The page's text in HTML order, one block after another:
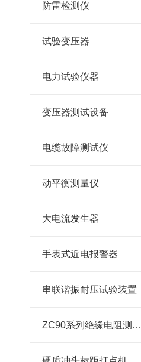
防雷检测仪
试验变压器
电力试验仪器
变压器测试设备
电缆故障测试仪
动平衡测量仪
大电流发生器
手表式近电报警器
串联谐振耐压试验装置
ZC90系列绝缘电阻测试仪